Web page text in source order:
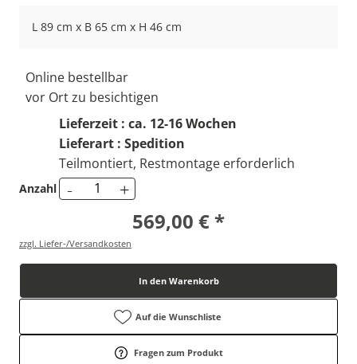
L 89 cm x B 65 cm x H 46 cm
Online bestellbar
vor Ort zu besichtigen
Lieferzeit : ca. 12-16 Wochen
Lieferart : Spedition
Teilmontiert, Restmontage erforderlich
Anzahl - +
569,00 € *
zzgl. Liefer-/Versandkosten
In den Warenkorb
Auf die Wunschliste
Fragen zum Produkt